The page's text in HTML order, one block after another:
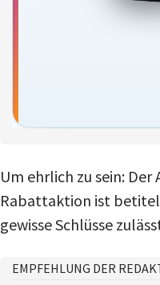
Um ehrlich zu sein:
Rabattaktion ist
gewisse Schlüsse
EMPFEHLUNG DER